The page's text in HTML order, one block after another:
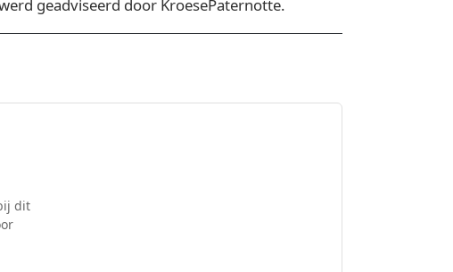
geadviseerd door KroesePaternotte.
dit